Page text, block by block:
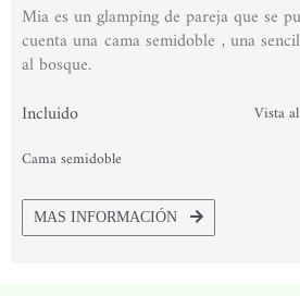
5
de
Mia es un glamping de pareja que se
cuenta una cama semidoble , una
al bosque.
Incluido
Vista
Cama semidoble
MAS INFORMACIÓN